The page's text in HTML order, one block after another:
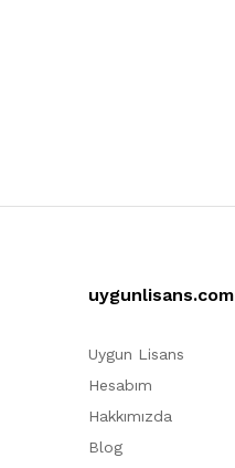
uygunlisans.com
Uygun Lisans
Hesabım
Hakkımızda
Blog